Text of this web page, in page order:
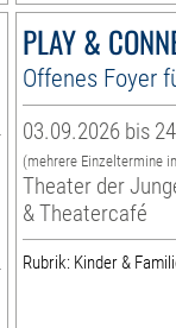
PLAY &
Offenes Foyer
03.09.2026 bis
(mehrere Einzeltermine
Theater der
& Theatercafé
Rubrik: Kinder &